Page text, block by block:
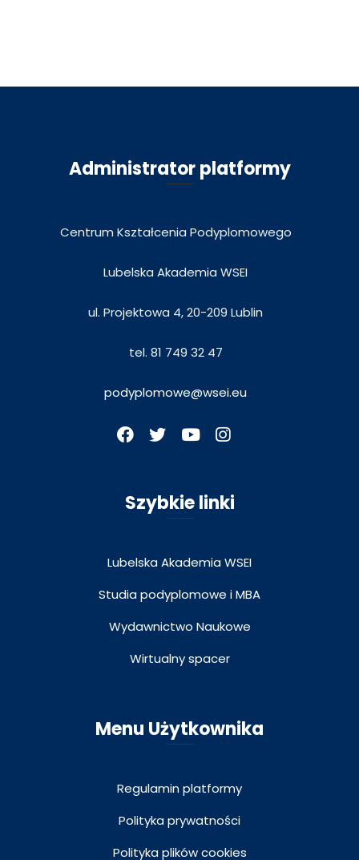
Administrator platformy
Centrum Kształcenia Podyplomowego
Lubelska Akademia WSEI
ul. Projektowa 4, 20-209 Lublin
tel. 81 749 32 47
podyplomowe@wsei.eu
Szybkie linki
Lubelska Akademia WSEI
Studia podyplomowe i MBA
Wydawnictwo Naukowe
Wirtualny spacer
Menu Użytkownika
Regulamin platformy
Polityka prywatności
Polityka plików cookies